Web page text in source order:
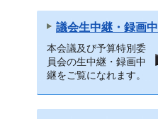
議会生中継・録画
本会議及び予算特別委
員会の生中継・録画中
継をご覧になれます。